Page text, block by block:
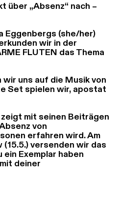
über „Absenz“ nach –
Eggenbergs (she/her)
wir in der
FLUTEN das Thema
uns auf die Musik von
Set spielen wir, apostat
mit seinen Beiträgen
von
erfahren wird. Am
versenden wir das
ein Exemplar haben
deiner